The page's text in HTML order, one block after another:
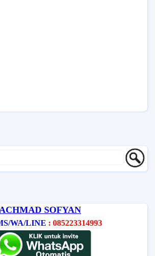
SOFYAN
WA/LINE : 085223314993